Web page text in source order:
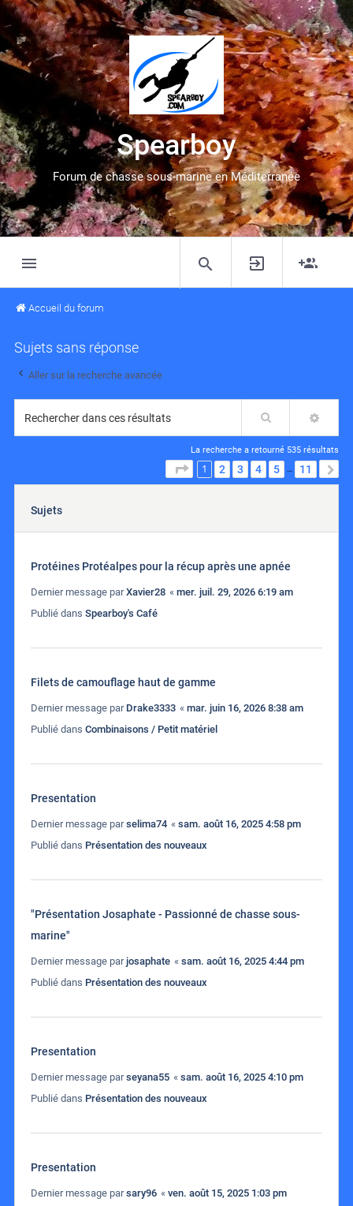
Spearboy
Forum de chasse sous-marine en Méditerranée
Accueil du forum
Sujets sans réponse
Aller sur la recherche avancée
Rechercher
La recherche a retourné 535 résultats
PAGE 1 SUR 11
1 2 3 4 5 … 11
Sujets
Protéines Protéalpes pour la récup après une apnée
Dernier message parXavier28 « mer. juil. 29, 2026 6:19 am
Publié dans Spearboy's Café
Filets de camouflage haut de gamme
Dernier message par Drake3333 « mar. juin 16, 2026 8:38 am
Publié dans Combinaisons / Petit matériel
Presentation
Dernier message parselima74 « sam. août 16, 2025 4:58 pm
Publié dans Présentation des nouveaux
"Présentation Josaphate - Passionné de chasse sous-
marine"
Dernier message parjosaphate « sam. août 16, 2025 4:44 pm
Publié dans Présentation des nouveaux
Presentation
Dernier message parseyana55 « sam. août 16, 2025 4:10 pm
Publié dans Présentation des nouveaux
Presentation
Dernier message parsary96 « ven. août 15, 2025 1:03 pm